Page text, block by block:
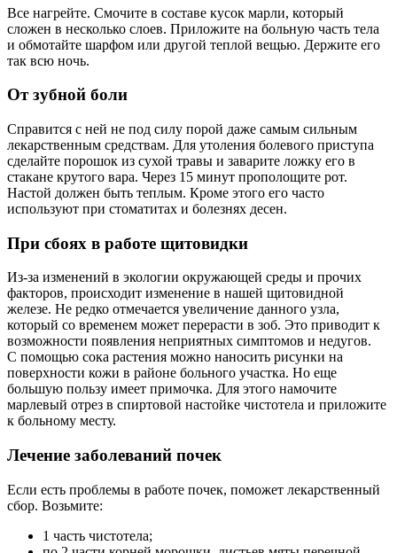
Все нагрейте. Смочите в составе кусок марли, который
сложен в несколько слоев. Приложите на больную часть тела
и обмотайте шарфом или другой теплой вещью. Держите его
так всю ночь.
От зубной боли
Справится с ней не под силу порой даже самым сильным
лекарственным средствам. Для утоления болевого приступа
сделайте порошок из сухой травы и заварите ложку его в
стакане крутого вара. Через 15 минут прополощите рот.
Настой должен быть теплым. Кроме этого его часто
используют при стоматитах и болезнях десен.
При сбоях в работе щитовидки
Из-за изменений в экологии окружающей среды и прочих
факторов, происходит изменение в нашей щитовидной
железе. Не редко отмечается увеличение данного узла,
который со временем может перерасти в зоб. Это приводит к
возможности появления неприятных симптомов и недугов.
С помощью сока растения можно наносить рисунки на
поверхности кожи в районе больного участка. Но еще
большую пользу имеет примочка. Для этого намочите
марлевый отрез в спиртовой настойке чистотела и приложите
к больному месту.
Лечение заболеваний почек
Если есть проблемы в работе почек, поможет лекарственный
сбор. Возьмите:
1 часть чистотела;